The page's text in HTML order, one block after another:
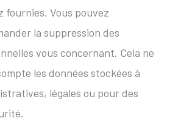
fournies. Vous pouvez
la suppression des
vous concernant. Cela ne
les données stockées à
légales ou pour des